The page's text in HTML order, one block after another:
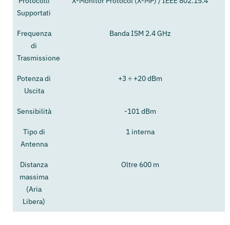
Supportati
Frequenza
di
Trasmissione
Banda ISM 2.4 GHz
Potenza di
Uscita
+3 ÷ +20 dBm
Sensibilità -101 dBm
Tipo di
Antenna
1 interna
Distanza
massima
(Aria
Libera)
Oltre 600 m